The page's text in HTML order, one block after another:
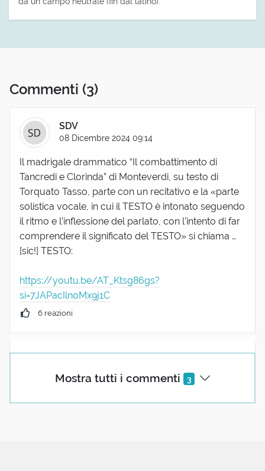
Commenti (3)
Mostra tutti i commenti 3
SDV
08 Dicembre 2024 09:14
Il madrigale drammatico “Il combattimento di
Tancredi e Clorinda” di Monteverdi, su testo di
Torquato Tasso, parte con un recitativo e la «parte
solistica vocale, in cui il TESTO è intonato seguendo
il ritmo e l’inflessione del parlato, con l’intento di far
comprendere il significato del TESTO» si chiama …
[sic!] TESTO:
https://youtu.be/AT_Ktsg86gs?
si=7JAPacIlnoMx9j1C
6 reazioni
08 Dicembre 2024 10:20